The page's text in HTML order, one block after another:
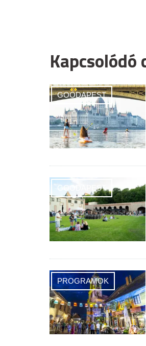
Kapcsolódó
GOODAPEST
GOODAPEST
PROGRAMOK